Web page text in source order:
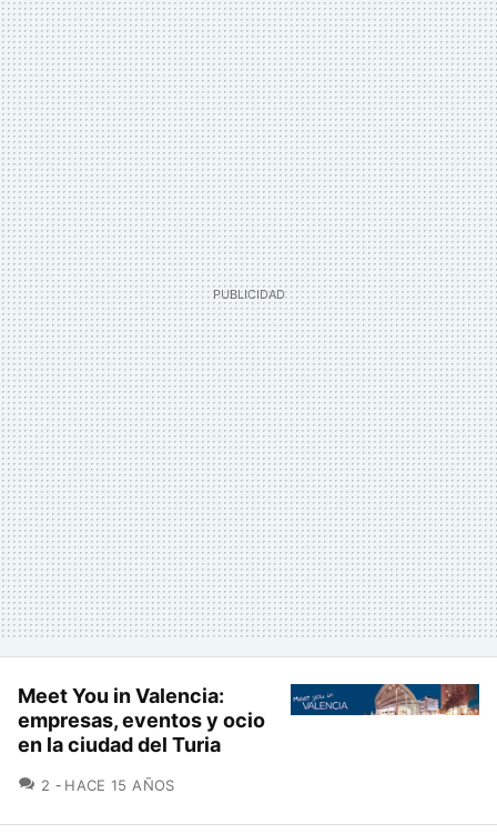
Meet You in Valencia:
empresas, eventos y ocio
en la ciudad del Turia
2 COMENTARIOS
HACE 15 AÑOS